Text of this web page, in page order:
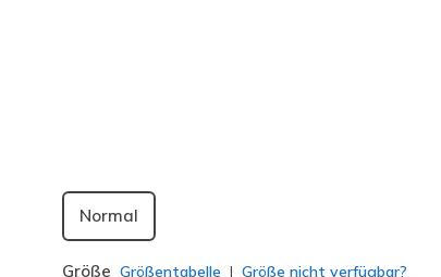
Normal
Größe Größentabelle Größe nicht verfügbar?